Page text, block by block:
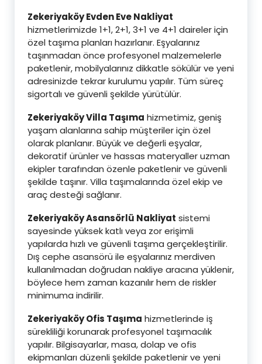
Zekeriyaköy Evden Eve Nakliyat
hizmetlerimizde 1+1, 2+1, 3+1 ve 4+1 daireler için
özel taşıma planları hazırlanır. Eşyalarınız
taşınmadan önce profesyonel malzemelerle
paketlenir, mobilyalarınız dikkatle sökülür ve yeni
adresinizde tekrar kurulumu yapılır. Tüm süreç
sigortalı ve güvenli şekilde yürütülür.
Zekeriyaköy Villa Taşıma hizmetimiz, geniş
yaşam alanlarına sahip müşteriler için özel
olarak planlanır. Büyük ve değerli eşyalar,
dekoratif ürünler ve hassas materyaller uzman
ekipler tarafından özenle paketlenir ve güvenli
şekilde taşınır. Villa taşımalarında özel ekip ve
araç desteği sağlanır.
Zekeriyaköy Asansörlü Nakliyat sistemi
sayesinde yüksek katlı veya zor erişimli
yapılarda hızlı ve güvenli taşıma gerçekleştirilir.
Dış cephe asansörü ile eşyalarınız merdiven
kullanılmadan doğrudan nakliye aracına yüklenir,
böylece hem zaman kazanılır hem de riskler
minimuma indirilir.
Zekeriyaköy Ofis Taşıma hizmetlerinde iş
sürekliliği korunarak profesyonel taşımacılık
yapılır. Bilgisayarlar, masa, dolap ve ofis
ekipmanları düzenli şekilde paketlenir ve yeni